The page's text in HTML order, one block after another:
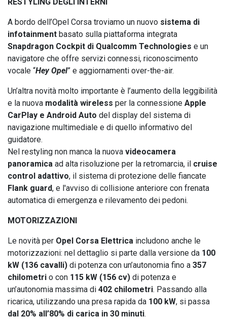
A bordo dell’Opel Corsa troviamo un nuovo sistema di
infotainment basato sulla piattaforma integrata
Snapdragon Cockpit di Qualcomm Technologies e un
navigatore che offre servizi connessi, riconoscimento
vocale “Hey Opel” e aggiornamenti over-the-air.
Un’altra novità molto importante è l’aumento della leggibilità
e la nuova modalità wireless per la connessione Apple
CarPlay e Android Auto del display del sistema di
navigazione multimediale e di quello informativo del
guidatore.
Nel restyling non manca la nuova videocamera
panoramica ad alta risoluzione per la retromarcia, il cruise
control adattivo, il sistema di protezione delle fiancate
Flank guard, e l'avviso di collisione anteriore con frenata
automatica di emergenza e rilevamento dei pedoni.
MOTORIZZAZIONI
Le novità per Opel Corsa Elettrica includono anche le
motorizzazioni: nel dettaglio si parte dalla versione da 100
kW (136 cavalli) di potenza con un’autonomia fino a 357
chilometri o con 115 kW (156 cv) di potenza e
un’autonomia massima di 402 chilometri. Passando alla
ricarica, utilizzando una presa rapida da 100 kW, si passa
dal 20% all’80% di carica in 30 minuti.